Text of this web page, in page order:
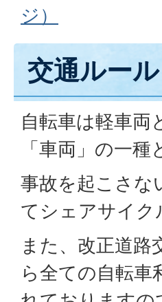
ジ）
交通ルー
自転車は軽車両
「車両」の一種
事故を起こさな
てシェアサイク
また、改正道路
ら全ての自転車